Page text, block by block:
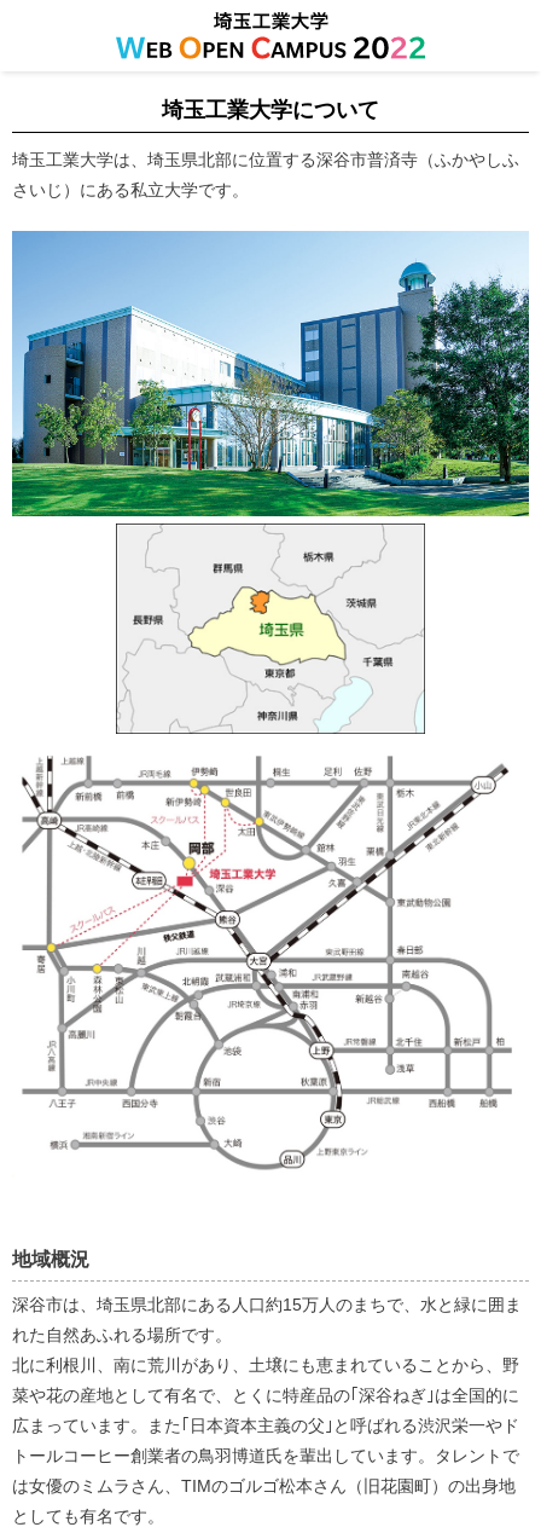
埼玉工業大学について
埼玉工業大学は、埼玉県北部に位置する深谷市普済寺（ふかやしふ
さいじ）にある私立大学です。
地域概況
深谷市は、埼玉県北部にある人口約15万人のまちで、水と緑に囲ま
れた自然あふれる場所です。
北に利根川、南に荒川があり、土壌にも恵まれていることから、野
菜や花の産地として有名で、とくに特産品の｢深谷ねぎ｣は全国的に
広まっています。また｢日本資本主義の父｣と呼ばれる渋沢栄一やド
トールコーヒー創業者の鳥羽博道氏を輩出しています。タレントで
は女優のミムラさん、TIMのゴルゴ松本さん（旧花園町）の出身地
としても有名です。